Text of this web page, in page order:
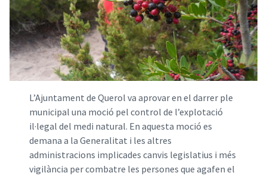
L’Ajuntament de Querol va aprovar en el darrer ple
municipal una moció pel control de l’explotació
il·legal del medi natural. En aquesta moció es
demana a la Generalitat i les altres
administracions implicades canvis legislatius i més
vigilància per combatre les persones que agafen el